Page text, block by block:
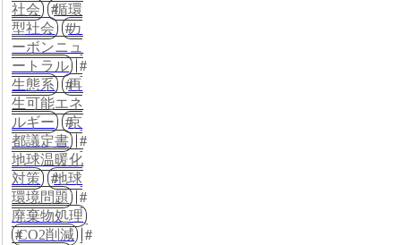
社会
循環
型社会
カ
ーボンニュ
ートラル
生態系
再
生可能エネ
ルギー
京
都議定書
地球温暖化
対策
地球
環境問題
廃棄物処理
CO2削減